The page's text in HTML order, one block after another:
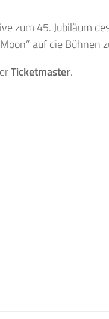
zum 45. Jubiläum
auf die Bühnen
Ticketmaster.